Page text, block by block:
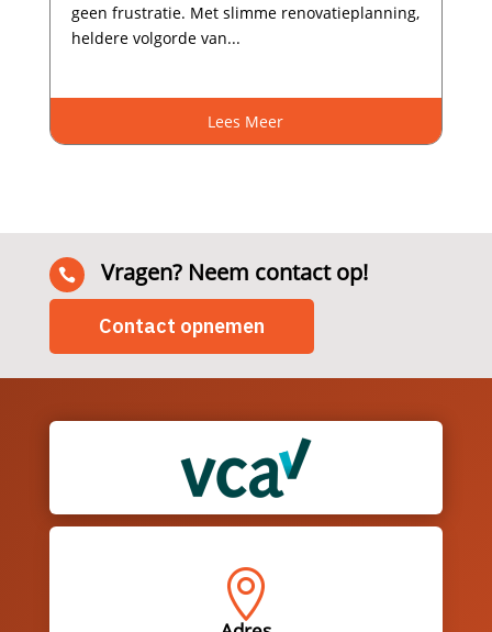
geen frustratie.​ Met slimme renovatieplanning,
heldere volgorde van...
Lees Meer
 Vragen? Neem contact op!
Contact opnemen
